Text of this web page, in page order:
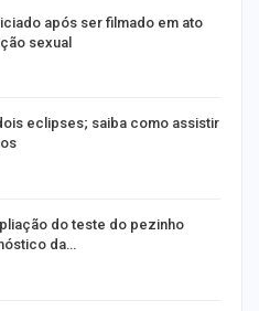
após ser filmado em ato
sexual
eclipses; saiba como assistir
do teste do pezinho
da…